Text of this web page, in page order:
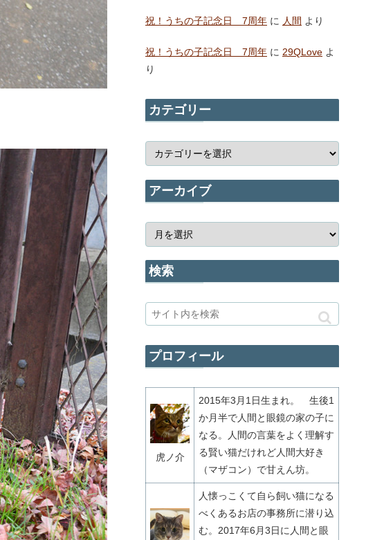
祝！うちの子記念日 7周年 に 人間 より
祝！うちの子記念日 7周年 に 29QLove よ
り
カテゴリー
アーカイブ
検索
プロフィール
虎ノ介
2015年3月1日生まれ。 生後1
か月半で人間と眼鏡の家の子に
なる。人間の言葉をよく理解す
る賢い猫だけれど人間大好き
（マザコン）で甘えん坊。
人懐っこくて自ら飼い猫になる
べくあるお店の事務所に潜り込
む。2017年6月3日に人間と眼